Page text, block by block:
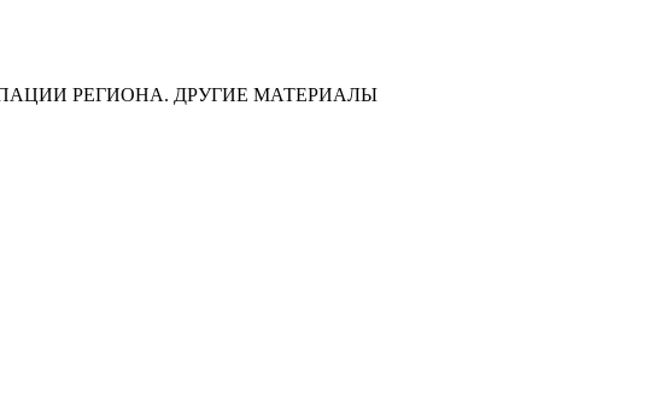
РЕГИОНА. ДРУГИЕ МАТЕРИАЛЫ